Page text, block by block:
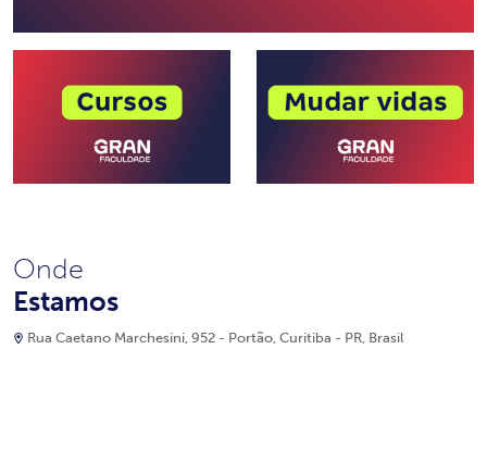
Onde
Estamos
Rua Caetano Marchesini, 952 - Portão, Curitiba - PR, Brasil